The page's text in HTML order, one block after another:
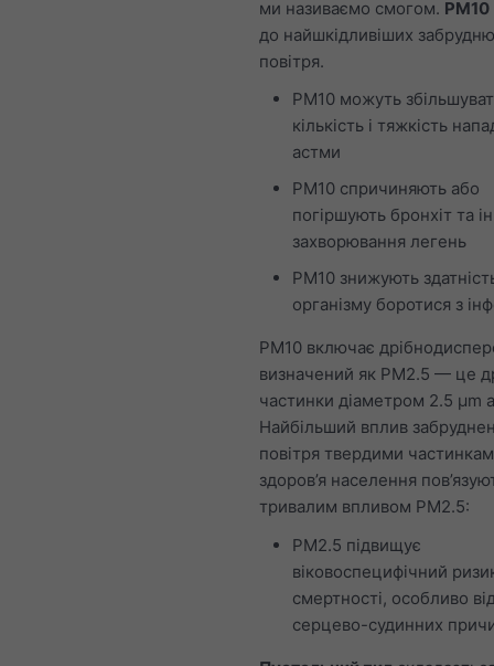
ми називаємо смогом. PM10
до найшкідливіших
повітря.
PM10 можуть
кількість і тяжкість
астми
PM10 спричиняють або
погіршують бронхіт та
захворювання легень
PM10 знижують
організму боротися з
PM10 включає
визначений як PM2.5 — це
частинки діаметром 2.5 μm
Найбільший вплив
повітря твердими
здоров’я населення
тривалим впливом PM2.5:
PM2.5 підвищує
віковоспецифічний
смертності, особливо
серцево-судинних